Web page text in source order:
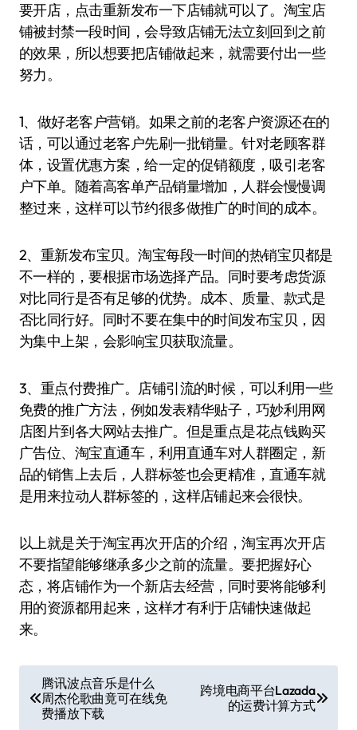
要开店，点击重新发布一下店铺就可以了。淘宝店
铺被封禁一段时间，会导致店铺无法立刻回到之前
的效果，所以想要把店铺做起来，就需要付出一些
努力。
1、做好老客户营销。如果之前的老客户资源还在的
话，可以通过老客户先刷一批销量。针对老顾客群
体，设置优惠方案，给一定的促销额度，吸引老客
户下单。随着高客单产品销量增加，人群会慢慢调
整过来，这样可以节约很多做推广的时间的成本。
2、重新发布宝贝。淘宝每段一时间的热销宝贝都是
不一样的，要根据市场选择产品。同时要考虑货源
对比同行是否有足够的优势。成本、质量、款式是
否比同行好。同时不要在集中的时间发布宝贝，因
为集中上架，会影响宝贝获取流量。
3、重点付费推广。店铺引流的时候，可以利用一些
免费的推广方法，例如发表精华贴子，巧妙利用网
店图片到各大网站去推广。但是重点是花点钱购买
广告位、淘宝直通车，利用直通车对人群圈定，新
品的销售上去后，人群标签也会更精准，直通车就
是用来拉动人群标签的，这样店铺起来会很快。
以上就是关于淘宝再次开店的介绍，淘宝再次开店
不要指望能够继承多少之前的流量。要把握好心
态，将店铺作为一个新店去经营，同时要将能够利
用的资源都用起来，这样才有利于店铺快速做起
来。
章
腾讯波点音乐是什么
周杰伦歌曲竟可在线免
费播放下载
跨境电商平台Lazada
的运费计算方式